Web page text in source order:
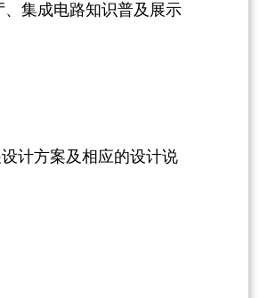
集成电路知识普及展示
计方案及相应的设计说